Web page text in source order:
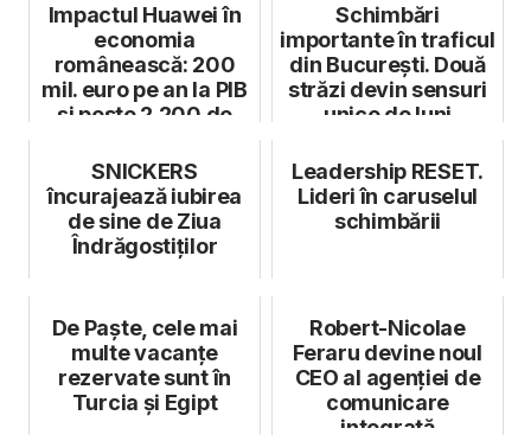
Impactul Huawei în
economia
românească: 200
mil. euro pe an la PIB
și peste 2.200 de
Schimbări
importante în traficul
din București. Două
străzi devin sensuri
unice de luni
SNICKERS
încurajează iubirea
de sine de Ziua
Îndrăgostiților
Leadership RESET.
Lideri în caruselul
schimbării
De Paște, cele mai
multe vacanțe
rezervate sunt în
Turcia și Egipt
Robert-Nicolae
Feraru devine noul
CEO al agenției de
comunicare
integrată